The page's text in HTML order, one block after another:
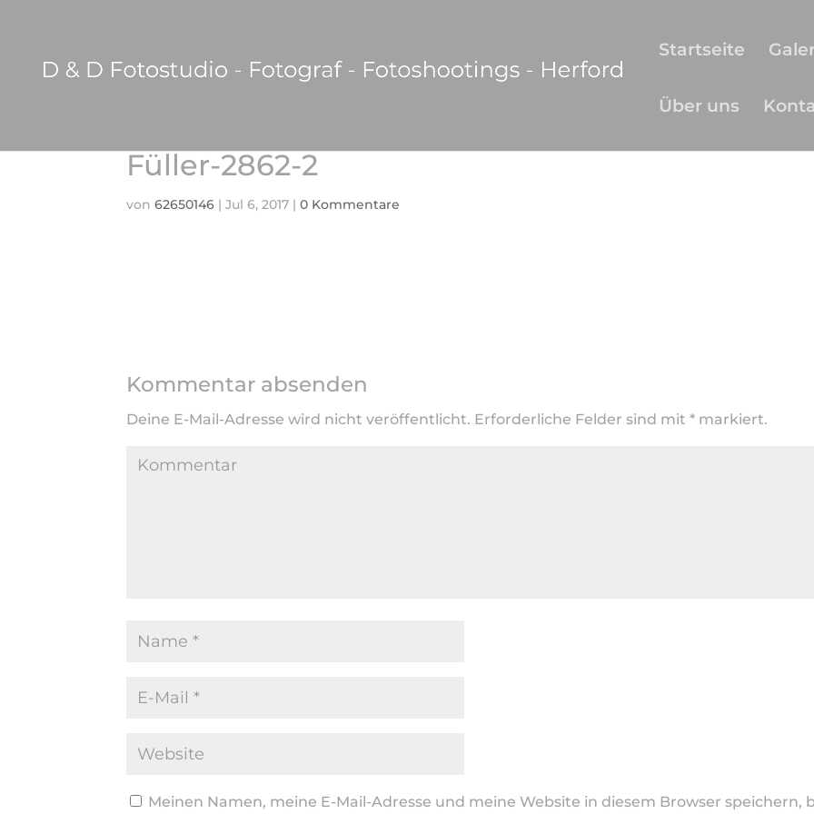
Startseite
Über uns
Füller-2862-2
von 62650146 | Jul 6, 2017 | 0 Kommentare
Kommentar absenden
Deine E-Mail-Adresse wird nicht veröffentlicht. Erforderliche Felder sind mit * markiert.
Meinen Namen, meine E-Mail-Adresse und meine Website in diesem Browser speichern,